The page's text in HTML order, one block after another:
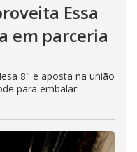
Essa
em parceria
8" e aposta na união
para embalar